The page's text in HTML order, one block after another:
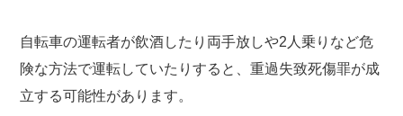
自転車の運転者が飲酒したり両手放しや2人乗りなど危
険な方法で運転していたりすると、重過失致死傷罪が成
立する可能性があります。